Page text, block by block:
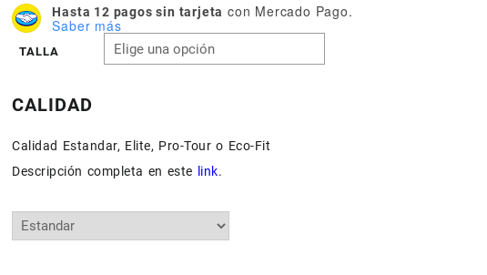
Hasta 12 pagos sin tarjeta con Mercado Pago.
Saber más
TALLA
CALIDAD
Calidad Estandar, Elite, Pro-Tour o Eco-Fit
Descripción completa en este
link.